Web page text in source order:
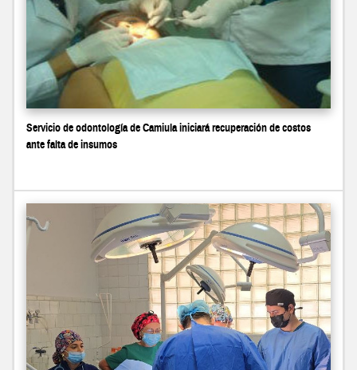
Servicio de odontología de Camiula iniciará recuperación de costos
ante falta de insumos